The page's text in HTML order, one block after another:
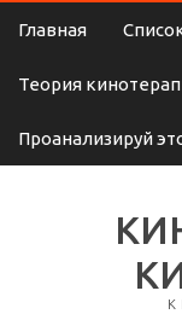
Главная
Теория
Проанализируй